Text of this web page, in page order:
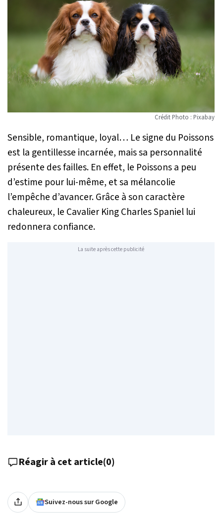
Crédit Photo : Pixabay
Sensible, romantique, loyal… Le signe du Poissons
est la gentillesse incarnée, mais sa personnalité
présente des failles. En effet, le Poissons a peu
d’estime pour lui-même, et sa mélancolie
l’empêche d’avancer. Grâce à son caractère
chaleureux, le Cavalier King Charles Spaniel lui
redonnera confiance.
La suite après cette publicité
Réagir à cet article(0)
Suivez-nous sur Google